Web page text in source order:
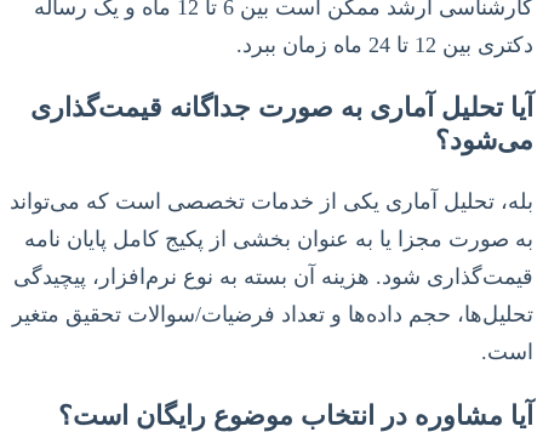
کارشناسی ارشد ممکن است بین 6 تا 12 ماه و یک رساله
دکتری بین 12 تا 24 ماه زمان ببرد.
آیا تحلیل آماری به صورت جداگانه قیمت‌گذاری
می‌شود؟
بله، تحلیل آماری یکی از خدمات تخصصی است که می‌تواند
به صورت مجزا یا به عنوان بخشی از پکیج کامل پایان نامه
قیمت‌گذاری شود. هزینه آن بسته به نوع نرم‌افزار، پیچیدگی
تحلیل‌ها، حجم داده‌ها و تعداد فرضیات/سوالات تحقیق متغیر
است.
آیا مشاوره در انتخاب موضوع رایگان است؟